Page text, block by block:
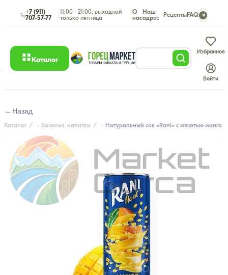
+7 (911)
707-57-77
11:00 - 21:00, выходной
только пятница
О
нас
Наш
адрес
РецептыFAQ
Каталог
Избранное
Войти
← Назад
Каталог Бакалея, напитки Натуральный сок «Rani» с мякотью манго